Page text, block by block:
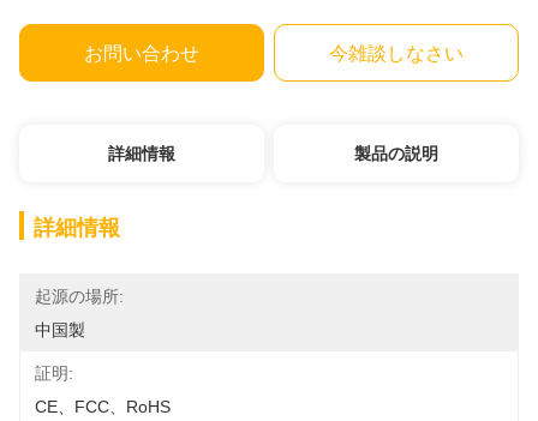
お問い合わせ 今雑談しなさい
詳細情報 製品の説明
詳細情報
起源の場所:
中国製
証明:
CE、FCC、RoHS